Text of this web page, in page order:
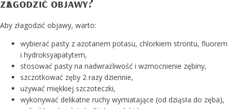
Aby złagodzić objawy, warto:
wybierać pasty z azotanem potasu, chlorkiem strontu, fluorem
i hydroksyapatytem,
stosować pasty na nadwrażliwość i wzmocnienie zębiny,
szczotkować zęby 2 razy dziennie,
używać miękkiej szczoteczki,
wykonywać delikatne ruchy wymiatające (od dziąsła do zęba),